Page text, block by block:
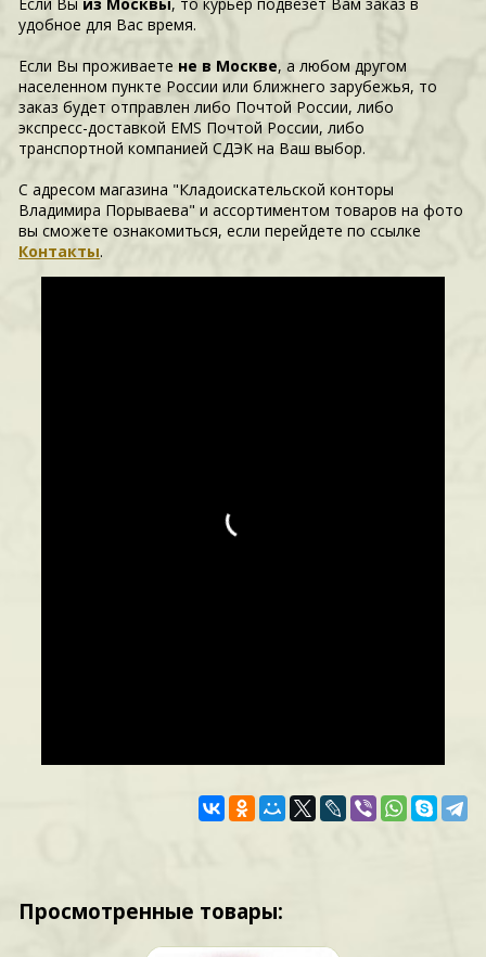
удобное для Вас время.
Если Вы проживаете не в Москве, а любом другом
населенном пункте России или ближнего зарубежья, то
заказ будет отправлен либо Почтой России, либо
экспресс-доставкой EMS Почтой России, либо
транспортной компанией СДЭК на Ваш выбор.
С адресом магазина "Кладоискательской конторы
Владимира Порываева" и ассортиментом товаров на фото
вы сможете ознакомиться, если перейдете по ссылке
Контакты.
Просмотренные товары: